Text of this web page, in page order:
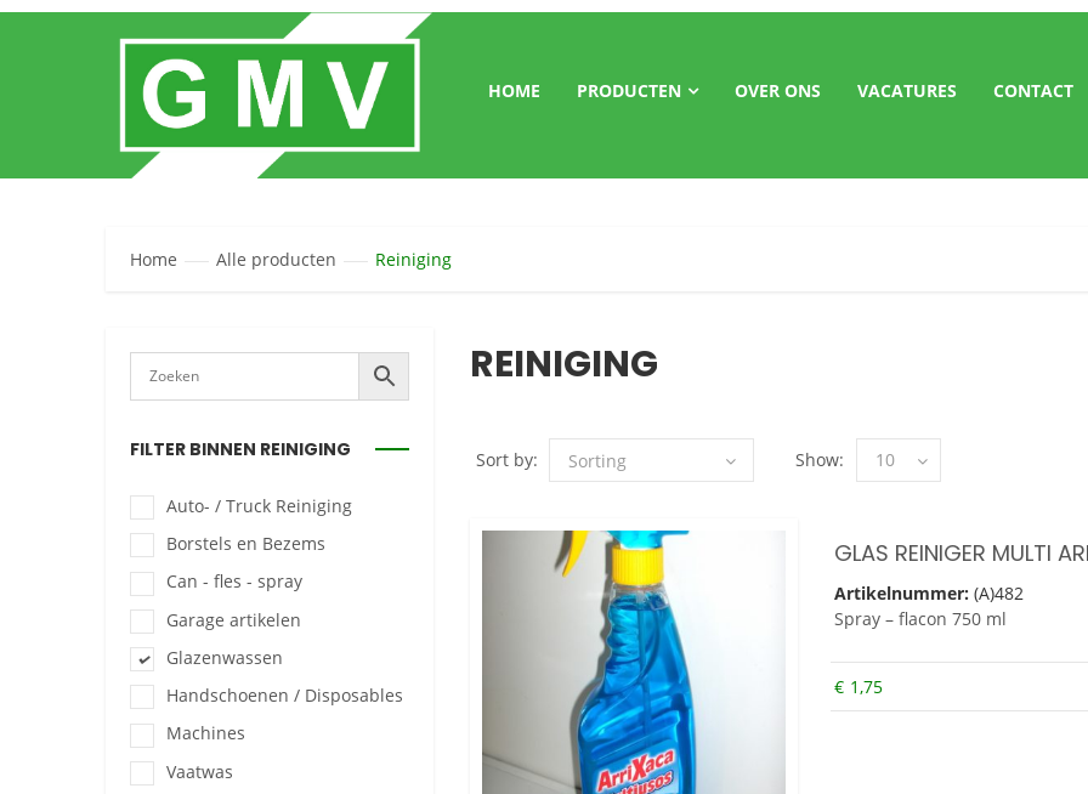
HOME PRODUCTEN OVER ONS VACATURES CONTACT
Home Alle producten Reiniging
FILTER BINNEN REINIGING
Auto- / Truck Reiniging
Borstels en Bezems
Can - fles - spray
Garage artikelen
Glazenwassen
Handschoenen / Disposables
Machines
Vaatwas
REINIGING
Sort by: Show: 10
GLAS REINIGER MULTI
Artikelnummer: (A)482
Spray – flacon 750 ml
€ 1,75